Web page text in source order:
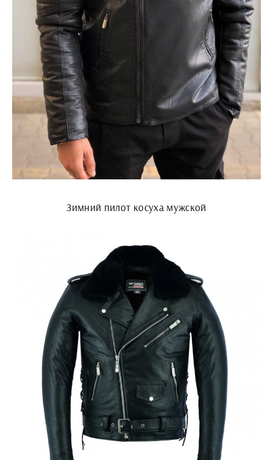
Зимний пилот косуха мужской